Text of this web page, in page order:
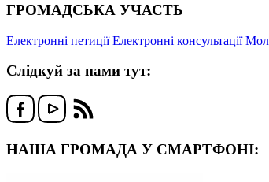
ГРОМАДСЬКА УЧАСТЬ
Електронні петиціїЕлектронні консультації
Слідкуй за нами тут:
НАША ГРОМАДА У СМАРТФОНІ: